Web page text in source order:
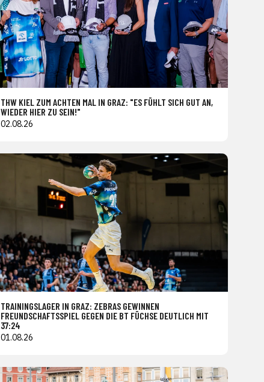
THW KIEL ZUM ACHTEN MAL IN GRAZ: "ES FÜHLT SICH GUT AN,
WIEDER HIER ZU SEIN!"
02.08.26
TRAININGSLAGER IN GRAZ: ZEBRAS GEWINNEN
FREUNDSCHAFTSSPIEL GEGEN DIE BT FÜCHSE DEUTLICH MIT
37:24
01.08.26